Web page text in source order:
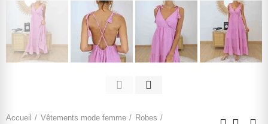
Accueil Vêtements mode femme
Robes